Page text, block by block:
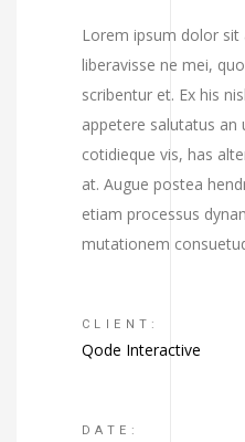
Lorem ipsum dolor
liberavisse ne mei,
scribentur et. Ex his
appetere salutatus an
cotidieque vis, has
at. Augue postea
etiam processus
mutationem
CLIENT:
Qode Interactive
DATE: